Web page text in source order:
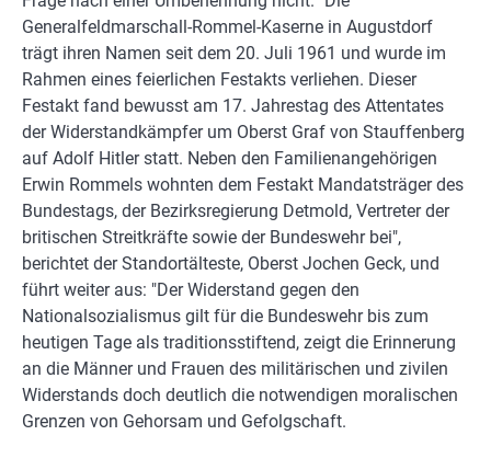
Generalfeldmarschall-Rommel-Kaserne in Augustdorf
trägt ihren Namen seit dem 20. Juli 1961 und wurde im
Rahmen eines feierlichen Festakts verliehen. Dieser
Festakt fand bewusst am 17. Jahrestag des Attentates
der Widerstandkämpfer um Oberst Graf von Stauffenberg
auf Adolf Hitler statt. Neben den Familienangehörigen
Erwin Rommels wohnten dem Festakt Mandatsträger des
Bundestags, der Bezirksregierung Detmold, Vertreter der
britischen Streitkräfte sowie der Bundeswehr bei",
berichtet der Standortälteste, Oberst Jochen Geck, und
führt weiter aus: "Der Widerstand gegen den
Nationalsozialismus gilt für die Bundeswehr bis zum
heutigen Tage als traditionsstiftend, zeigt die Erinnerung
an die Männer und Frauen des militärischen und zivilen
Widerstands doch deutlich die notwendigen moralischen
Grenzen von Gehorsam und Gefolgschaft.